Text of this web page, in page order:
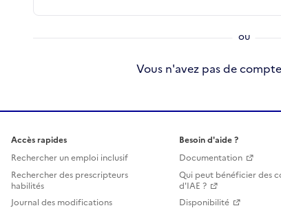
Vous n'avez pas de
Accès rapides
Rechercher un emploi inclusif
Rechercher des prescripteurs
habilités
Journal des modifications
Besoin d'aide ?
Documentation
Qui peut bénéficier des
d'IAE ?
Disponibilité